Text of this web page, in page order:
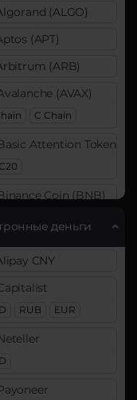
(ALGO)
(APT)
(ARB)
(AVAX)
C Chain
Attention Token
Coin (BNB)
(BTC)
BEP20
(BTT)
деньги
CNY
RUB EUR